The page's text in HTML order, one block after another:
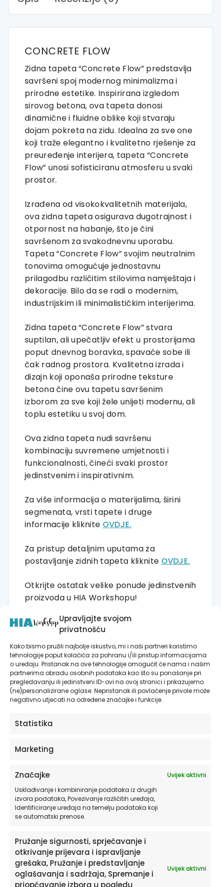
Upravljajte svojom
privatnošću
Kako bismo pružili najbolje iskustvo, mi i naši partneri koristimo
tehnologije poput kolačića za pohranu i/ili pristup informacijama
o uređaju. Pristanak na ove tehnologije omogućit će nama i našim
partnerima obradu osobnih podataka kao što su ponašanje pri
pregledavanju ili jedinstveni ID-ovi na ovoj stranici i prikazujemo
(ne)personalizirane oglase. Nepristanak ili povlačenje privole može
negativno utjecati na određene značajke i funkcije.
Statistika
Marketing
Značajke
Uvijek aktivni
Usklađivanje i kombiniranje podataka iz drugih
izvora podataka, Povezivanje različitih uređaja,
Identificiranje uređaja na temelju podataka koji
se automatski prenose.
Pružanje sigurnosti, sprječavanje i
otkrivanje prijevara i ispravljanje
grešaka, Pružanje i predstavljanje
oglašavanja i sadržaja, Spremanje i
priopćavanje izbora u pogledu
Uvijek aktivni
CONCRETE FLOW
Zidna tapeta “Concrete Flow” predstavlja
savršeni spoj modernog minimalizma i
prirodne estetike. Inspirirana izgledom
sirovog betona, ova tapeta donosi
dinamične i fluidne oblike koji stvaraju
dojam pokreta na zidu. Idealna za sve one
koji traže elegantno i kvalitetno rješenje za
preuređenje interijera, tapeta “Concrete
Flow” unosi sofisticiranu atmosferu u svaki
prostor.
Izrađena od visokokvalitetnih materijala,
ova zidna tapeta osigurava dugotrajnost i
otpornost na habanje, što je čini
savršenom za svakodnevnu uporabu.
Tapeta “Concrete Flow” svojim neutralnim
tonovima omogućuje jednostavnu
prilagodbu različitim stilovima namještaja i
dekoracije. Bilo da se radi o modernim,
industrijskim ili minimalističkim interijerima.
Zidna tapeta “Concrete Flow” stvara
suptilan, ali upečatljiv efekt u prostorijama
poput dnevnog boravka, spavaće sobe ili
čak radnog prostora. Kvalitetna izrada i
dizajn koji oponaša prirodne teksture
betona čine ovu tapetu savršenim
izborom za sve koji žele unijeti modernu, ali
toplu estetiku u svoj dom.
Ova zidna tapeta nudi savršenu
kombinaciju suvremene umjetnosti i
funkcionalnosti, čineći svaki prostor
jedinstvenim i inspirativnim.
Za više informacija o materijalima, širini
segmenata, vrsti tapete i druge
informacije kliknite OVDJE.
Za pristup detaljnim uputama za
postavljanje zidnih tapeta kliknite OVDJE.
Otkrijte ostatak velike ponude jedinstvenih
proizvoda u HIA Workshopu!
Autorske kolekcije
Zidne tapete
zid | Dizajnerski Mural | Concrete Flow”
Morate bitiprijavljenida biste objavili
recenziju.